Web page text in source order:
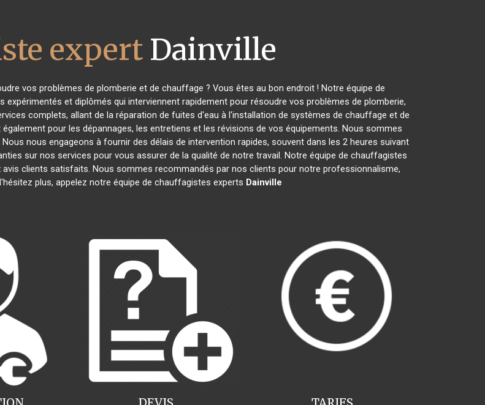
expertDainville
vos problèmes de plomberie et de chauffage ? Vous êtes au bon endroit ! Notre équipe de
et diplômés qui interviennent rapidement pour résoudre vos problèmes de plomberie,
complets, allant de la réparation de fuites d'eau à l'installation de systèmes de chauffage et de
également pour les dépannages, les entretiens et les révisions de vos équipements. Nous sommes
nous engageons à fournir des délais de intervention rapides, souvent dans les 2 heures suivant
sur nos services pour vous assurer de la qualité de notre travail. Notre équipe de chauffagistes
clients satisfaits. Nous sommes recommandés par nos clients pour notre professionnalisme,
plus, appelez notre équipe de chauffagistes experts Dainville